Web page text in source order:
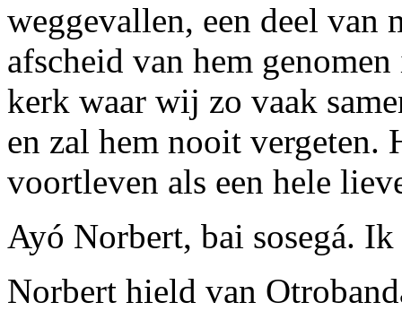
weggevallen, een deel van
afscheid van hem
kerk waar wij zo vaak
en zal hem nooit
voortleven als een hele
Ayó Norbert, bai sosegá.
Norbert hield van